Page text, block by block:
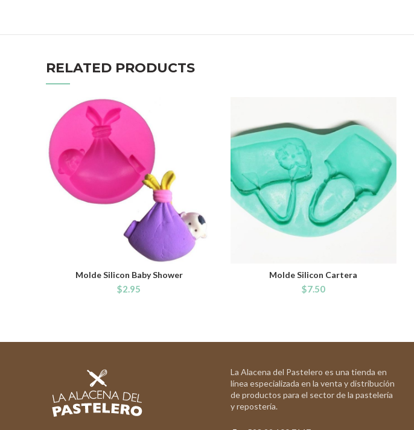
RELATED PRODUCTS
ADD TO CART
Molde Silicon Baby Shower
$2.95
ADD TO CART
Molde Silicon Cartera
$7.50
La Alacena del Pastelero es una tienda en
línea especializada en la venta y distribución
de productos para el sector de la pastelería
y repostería.